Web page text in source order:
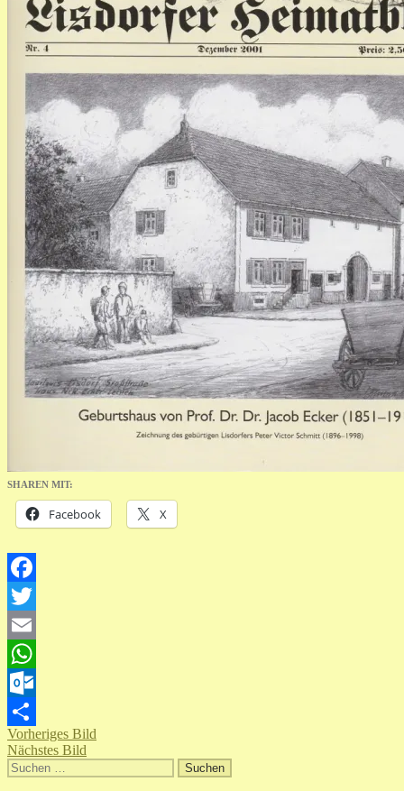
SHAREN MIT:
Facebook X
Facebook
Twitter
Email
WhatsApp
Outlook.com
Teilen
Vorheriges Bild
Nächstes Bild
Suchen
nach: